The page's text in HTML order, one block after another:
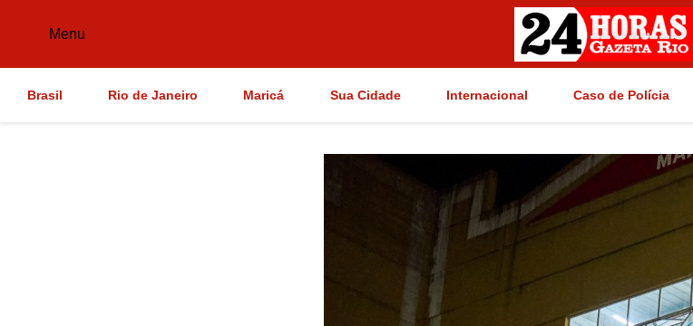
Menu
Brasil Rio de Janeiro Maricá Sua Cidade Internacional Caso de Polícia